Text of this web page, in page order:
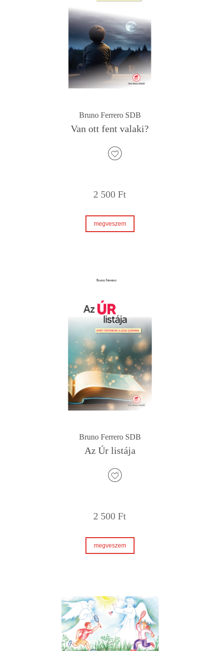
Bruno Ferrero SDB
Van ott fent valaki?
2 500Ft
megveszem
Bruno Ferrero SDB
Az Úr listája
2 500Ft
megveszem